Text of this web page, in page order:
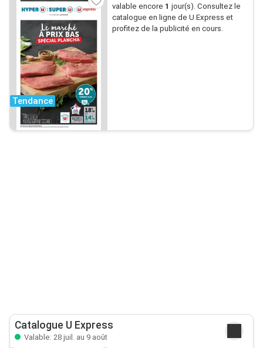
Tendance
valable encore 1 jour(s). Consultez le
catalogue en ligne de U Express et
profitez de la publicité en cours.
Catalogue U Express
Valable: 28 juil. au 9 août